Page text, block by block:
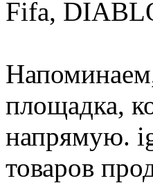
Fifa,
площадка,
напрямую.
товаров